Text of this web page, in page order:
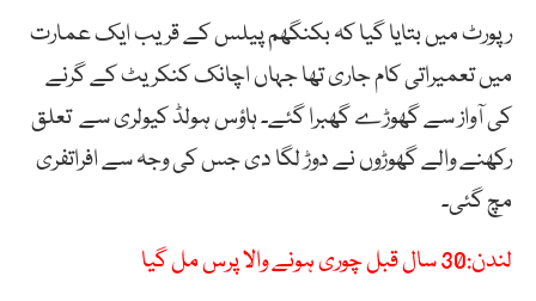
رپورٹ میں بتایا گیا کہ بکنگھم پیلس کے قریب ایک عمارت
میں تعمیراتی کام جاری تھا جہاں اچانک کنکریٹ کے گرنے
کی آواز سے گھوڑے گھبرا گئے۔ ہاؤس ہولڈ کیولری سے تعلق
رکھنے والے گھوڑوں نے دوڑ لگا دی جس کی وجہ سے افراتفری
مچ گئی۔
لندن:30 سال قبل چوری ہونے والا پرس مل گیا